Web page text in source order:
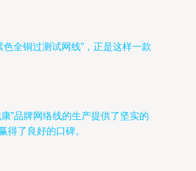
全铜过测试网线”，正是这样一款
”品牌网络线的生产提供了坚实的
了良好的口碑。